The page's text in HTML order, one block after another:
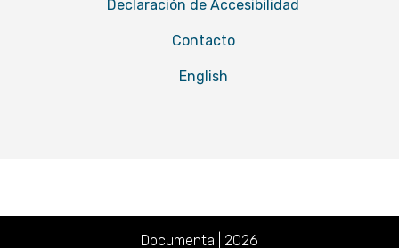
Declaración de Accesibilidad
Contacto
English
Documenta | 2026